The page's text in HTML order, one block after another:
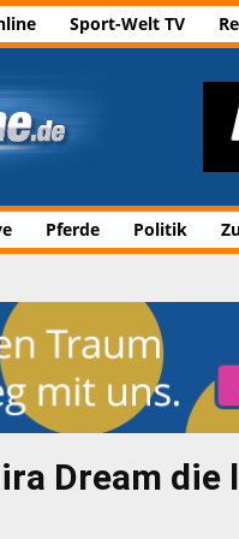
Sport-Welt TV
Pferde Politik
Dream die